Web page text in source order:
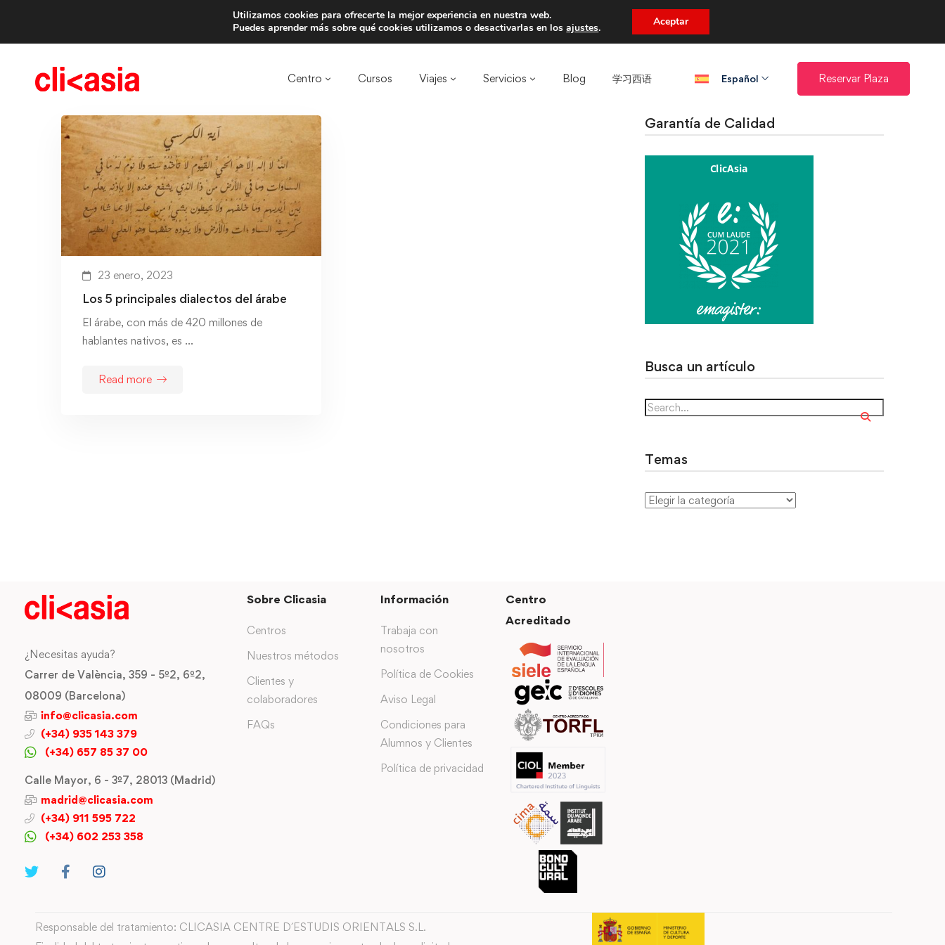
Trae a un amigo y llevaos un total de 75€ de descuento.
Centro Cursos Viajes Servicios Blog 学习西语​ Español Reservar Plaza
23 enero, 2023
Los 5 principales dialectos del árabe
El árabe, con más de 420 millones de
hablantes nativos, es …
Read more
Garantía de Calidad
Busca un artículo
Temas
¿Necesitas ayuda?
Carrer de València, 359 - 5º2, 6º2,
08009 (Barcelona)
info@clicasia.com
(+34) 935 143 379
(+34) 657 85 37 00
Calle Mayor, 6 - 3º7, 28013 (Madrid)
madrid@clicasia.com
(+34) 911 595 722
(+34) 602 253 358
Sobre Clicasia
Centros
Nuestros métodos
Clientes y
colaboradores
FAQs
Información
Trabaja con
nosotros
Política de Cookies
Aviso Legal
Condiciones para
Alumnos y Clientes
Política de privacidad
Centro
Acreditado
Responsable del tratamiento: CLICASIA CENTRE D´ESTUDIS ORIENTALS S.L.
Utilizamos cookies para ofrecerte la mejor experiencia en nuestra web.
Puedes aprender más sobre qué cookies utilizamos o desactivarlas en losajustes. Aceptar